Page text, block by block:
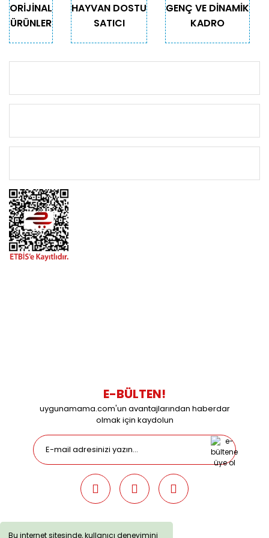
Bu internet sitesinde, kullanıcı deneyimini
ORİJİNAL
ÜRÜNLER
HAYVAN DOSTU
SATICI
GENÇ VE DİNAMİK
KADRO
E-BÜLTEN!
uygunamama.com'un avantajlarından haberdar
olmak için kaydolun